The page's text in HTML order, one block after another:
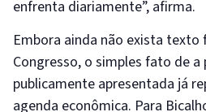
enfrenta diariamente”, afirma.
Embora ainda não exista texto
Congresso, o simples fato de
publicamente apresentada já
agenda econômica. Para